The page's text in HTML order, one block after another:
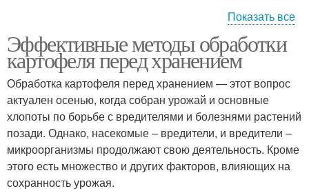
Картофель к хранению
Помещения для
хранения
Картофель при
хранении
Картофель до весны
Картофель при
Показать все
Эффективные методы обработки
картофеля перед хранением
Обработка картофеля перед хранением — этот вопрос
актуален осенью, когда собран урожай и основные
хлопоты по борьбе с вредителями и болезнями растений
позади. Однако, насекомые – вредители, и вредители –
микроорганизмы продолжают свою деятельность. Кроме
этого есть множество и других факторов, влияющих на
сохранность урожая.